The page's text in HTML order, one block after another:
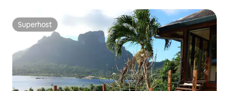
Superhost
Superhost